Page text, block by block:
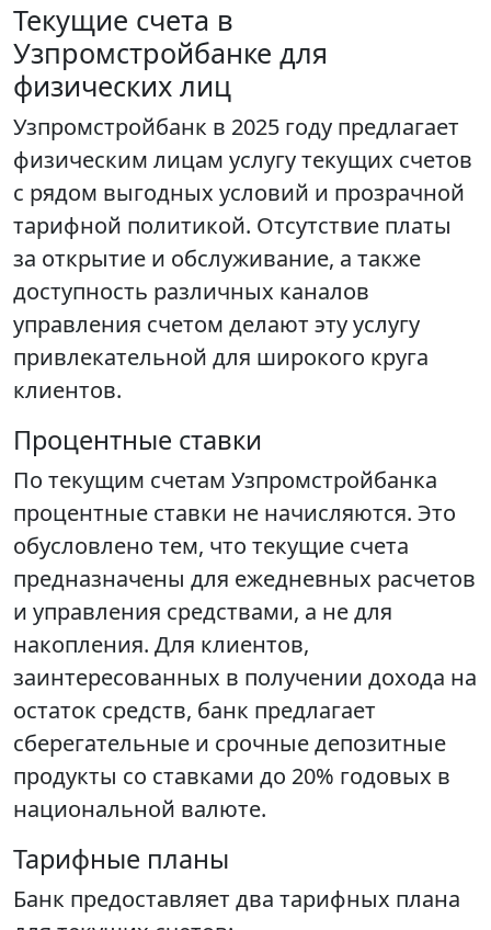
Текущие счета в
Узпромстройбанке для
физических лиц
Узпромстройбанк в 2025 году предлагает
физическим лицам услугу текущих счетов
с рядом выгодных условий и прозрачной
тарифной политикой. Отсутствие платы
за открытие и обслуживание, а также
доступность различных каналов
управления счетом делают эту услугу
привлекательной для широкого круга
клиентов.
Процентные ставки
По текущим счетам Узпромстройбанка
процентные ставки не начисляются. Это
обусловлено тем, что текущие счета
предназначены для ежедневных расчетов
и управления средствами, а не для
накопления. Для клиентов,
заинтересованных в получении дохода на
остаток средств, банк предлагает
сберегательные и срочные депозитные
продукты со ставками до 20% годовых в
национальной валюте.
Тарифные планы
Банк предоставляет два тарифных плана